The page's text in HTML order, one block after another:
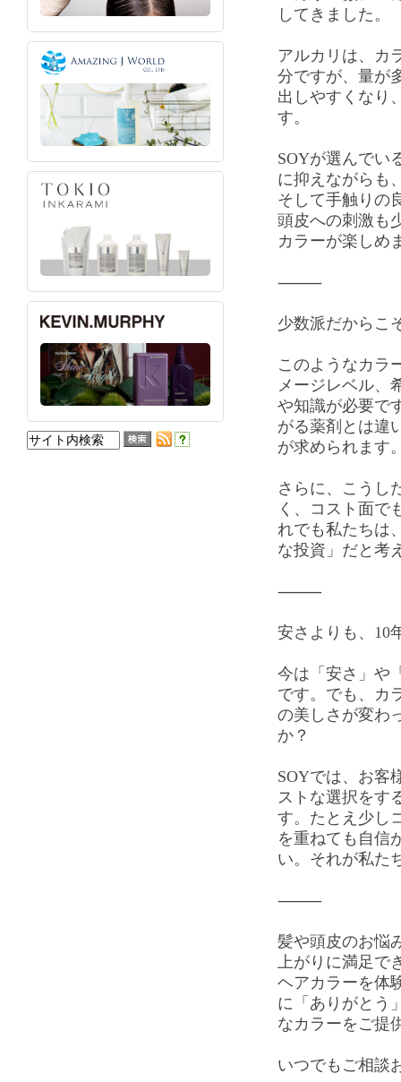
してきました。
アルカリは、カ
分ですが、量が
出しやすくなり
す。
SOYが選んでい
に抑えながらも
そして手触りの
頭皮への刺激も
カラーが楽しめ
⸻
少数派だからこ
このようなカラ
メージレベル、
や知識が必要で
がる薬剤とは違
が求められます
さらに、こうし
く、コスト面で
れでも私たちは
な投資」だと考
⸻
安さよりも、10
今は「安さ」や
です。でも、カ
の美しさが変わ
か？
SOYでは、お客
ストな選択をす
す。たとえ少し
を重ねても自信
い。それが私た
⸻
髪や頭皮のお悩
上がりに満足で
ヘアカラーを体
に「ありがとう
なカラーをご提
いつでもご相談